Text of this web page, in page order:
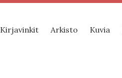
Kirjavinkit Arkisto Kuvia